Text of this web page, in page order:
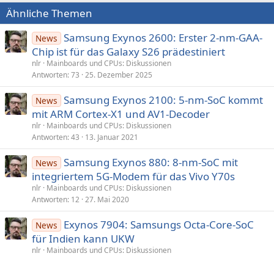
Ähnliche Themen
News Samsung Exynos 2600: Erster 2-nm-GAA-
Chip ist für das Galaxy S26 prädestiniert
nlr Mainboards und CPUs: Diskussionen
Antworten 73 25. Dezember 2025
News Samsung Exynos 2100: 5-nm-SoC kommt
mit ARM Cortex‑X1 und AV1‑Decoder
nlr Mainboards und CPUs: Diskussionen
Antworten 43 13. Januar 2021
News Samsung Exynos 880: 8-nm-SoC mit
integriertem 5G-Modem für das Vivo Y70s
nlr Mainboards und CPUs: Diskussionen
Antworten 12 27. Mai 2020
News
Exynos 7904: Samsungs Octa-Core-SoC
für Indien kann UKW
nlr Mainboards und CPUs: Diskussionen